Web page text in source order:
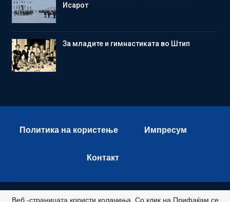
Исарот
Зa младите и гимнастиката во Штип
Политика на користење Импресум
Контакт
Веб -страницата користи колачиња. Со клик на Прифаќам се